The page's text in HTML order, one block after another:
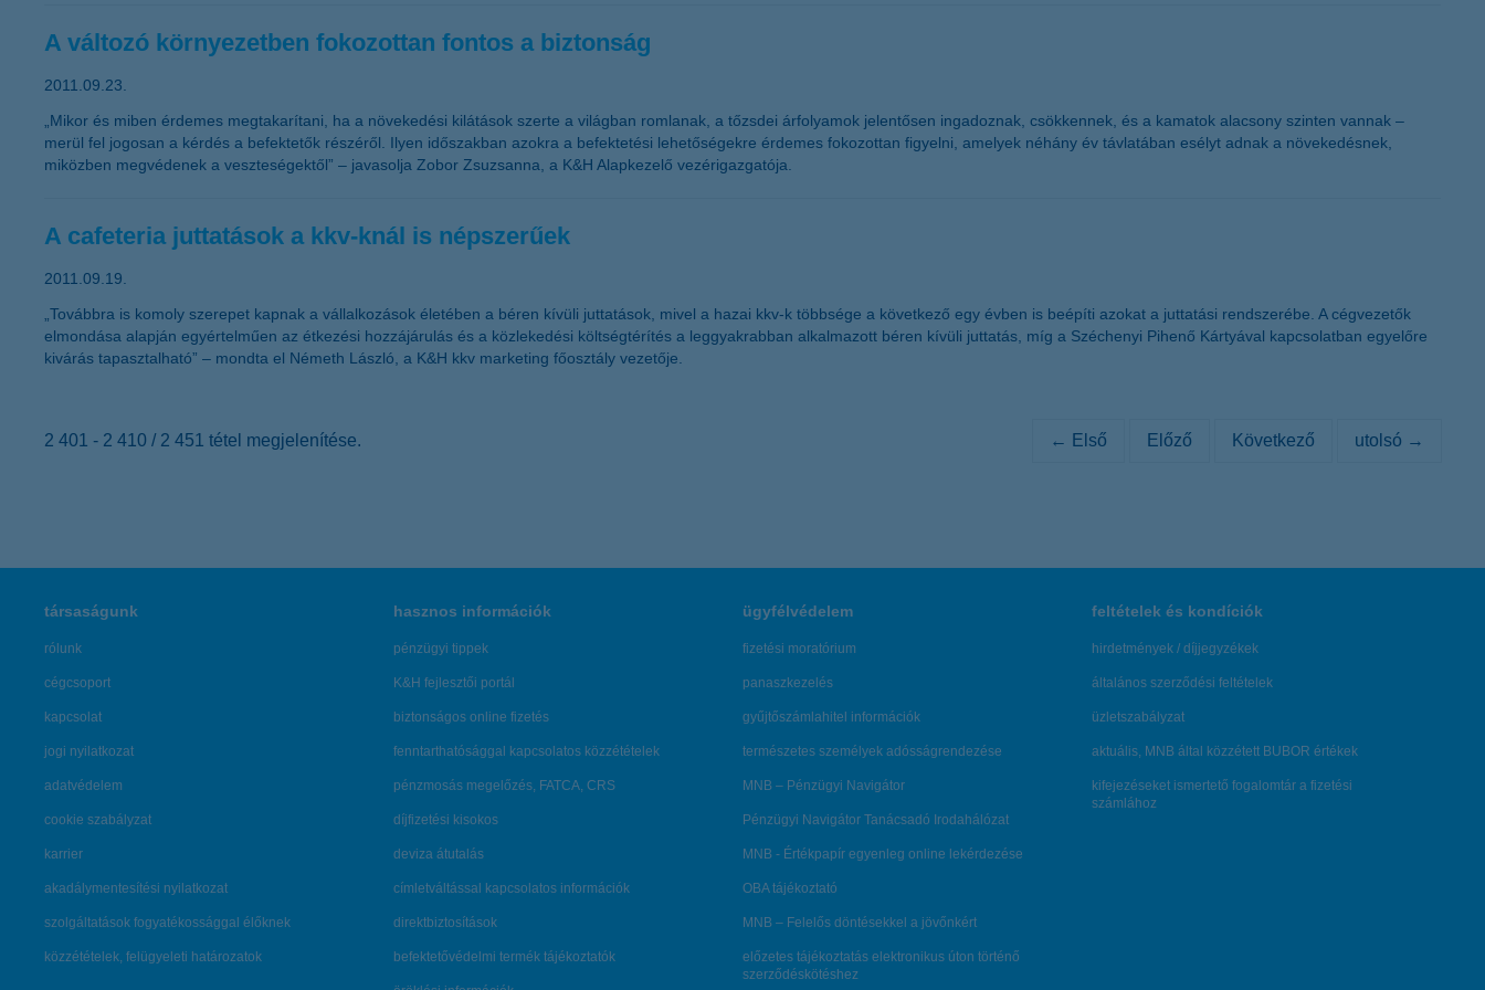
A változó környezetben fokozottan fontos a biztonság
2011.09.23.
„Mikor és miben érdemes megtakarítani, ha a növekedési kilátások szerte a világban romlanak, a tőzsdei árfolyamok jelentősen ingadoznak, csökkennek, és a kamatok alacsony szinten vannak –
merül fel jogosan a kérdés a befektetők részéről. Ilyen időszakban azokra a befektetési lehetőségekre érdemes fokozottan figyelni, amelyek néhány év távlatában esélyt adnak a növekedésnek,
miközben megvédenek a veszteségektől” – javasolja Zobor Zsuzsanna, a K&H Alapkezelő vezérigazgatója.
A cafeteria juttatások a kkv-knál is népszerűek
2011.09.19.
„Továbbra is komoly szerepet kapnak a vállalkozások életében a béren kívüli juttatások, mivel a hazai kkv-k többsége a következő egy évben is beépíti azokat a juttatási rendszerébe. A cégvezetők
elmondása alapján egyértelműen az étkezési hozzájárulás és a közlekedési költségtérítés a leggyakrabban alkalmazott béren kívüli juttatás, míg a Széchenyi Pihenő Kártyával kapcsolatban egyelőre
kivárás tapasztalható” – mondta el Németh László, a K&H kkv marketing főosztály vezetője.
2 401 - 2 410 / 2 451 tétel megjelenítése. ← Első Előző Következő utolsó →
társaságunk
rólunk
cégcsoport
kapcsolat
jogi nyilatkozat
adatvédelem
cookie szabályzat
karrier
akadálymentesítési nyilatkozat
szolgáltatások fogyatékossággal élőknek
közzétételek, felügyeleti határozatok
hasznos információk
pénzügyi tippek
K&H fejlesztői portál
biztonságos online fizetés
fenntarthatósággal kapcsolatos közzétételek
pénzmosás megelőzés, FATCA, CRS
díjfizetési kisokos
deviza átutalás
címletváltással kapcsolatos információk
direktbiztosítások
befektetővédelmi termék tájékoztatók
ügyfélvédelem
fizetési moratórium
panaszkezelés
gyűjtőszámlahitel információk
természetes személyek adósságrendezése
MNB – Pénzügyi Navigátor
Pénzügyi Navigátor Tanácsadó Irodahálózat
MNB - Értékpapír egyenleg online lekérdezése
OBA tájékoztató
MNB – Felelős döntésekkel a jövőnkért
előzetes tájékoztatás elektronikus úton történő
szerződéskötéshez
feltételek és kondíciók
hirdetmények / díjjegyzékek
általános szerződési feltételek
üzletszabályzat
aktuális, MNB által közzétett BUBOR értékek
kifejezéseket ismertető fogalomtár a fizetési
számlához